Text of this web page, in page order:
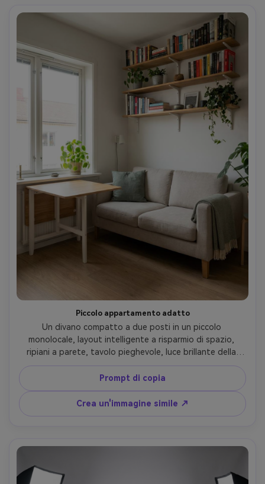
Piccolo appartamento adatto
Un divano compatto a due posti in un piccolo
monolocale, layout intelligente a risparmio di spazio,
ripiani a parete, tavolo pieghevole, luce brillante della
finestra, proporzioni e scala realistiche, scattato su Sony
A7R V con obiettivo da 28 mm, f/5.6, foto interna
fotorealistica, stile pulito e moderno, look naturale senza
disordine- -ar 4:5
Prompt di copia
Crea un'immagine simile ↗